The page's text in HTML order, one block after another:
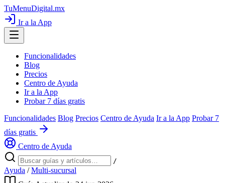
TuMenuDigital.mx
Ir a la App
Funcionalidades
Blog
Precios
Centro de Ayuda
Ir a la App
Probar 7 días gratis
Funcionalidades Blog Precios Centro de Ayuda Ir a la App Probar 7
días gratis
Centro de Ayuda
/
Ayuda / Multi-sucursal